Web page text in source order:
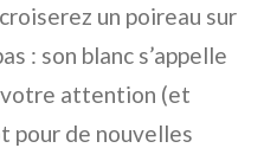
un poireau sur
: son blanc s’appelle
attention (et
pour de nouvelles